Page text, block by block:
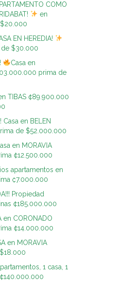
COMO
en
EN HEREDIA!
$30.000
Casa en
prima de
TIBAS ¢89.900.000
Casa en BELEN
de $52.000.000
en MORAVIA
¢12.500.000
apartamentos en
₡7.000.000
Propiedad
¢185.000.000
en CORONADO
¢14.000.000
en MORAVIA
1 casa, 1